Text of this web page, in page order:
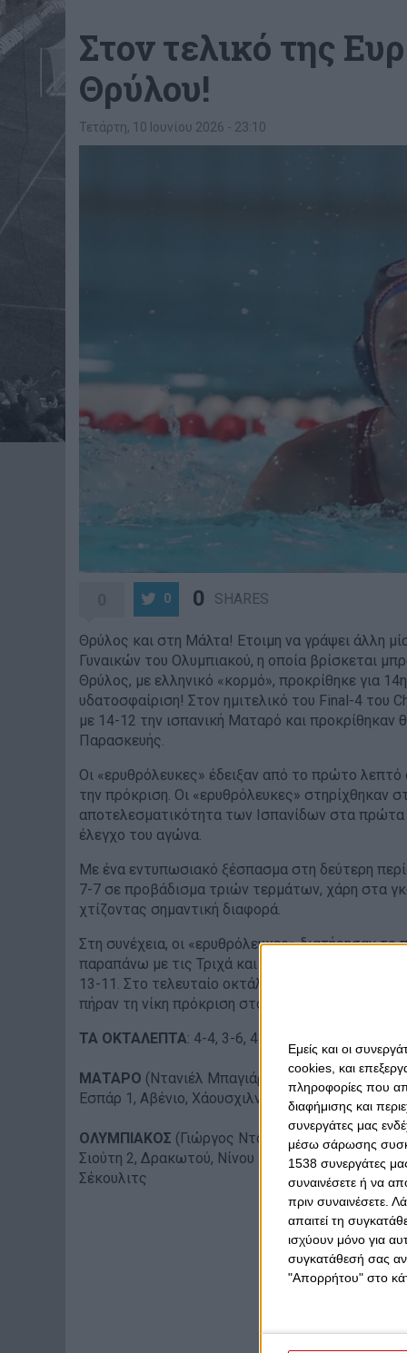
Εμείς και οι
cookies, και
πληροφορίες που
διαφήμισης και
συνεργάτες μας
μέσω σάρωσης
1538 συνεργάτες
συναινέσετε ή να
πριν συναινέσετε.
απαιτεί τη
ισχύουν μόνο για
συγκατάθεσή σας
"Απορρήτου" στο
Στον τελικό της
Θρύλου!
Τετάρτη, 10 Ιουνίου 2026 - 23:10
0 SHARES
0
Θρύλος και στη Μάλτα! Ετοιμη να γράψει άλλη
Γυναικών του Ολυμπιακού, η οποία βρίσκεται
Θρύλος, με ελληνικό «κορμό», προκρίθηκε για
υδατοσφαίριση! Στον ημιτελικό του Final-4 του
με 14-12 την ισπανική Ματαρό και προκρίθηκαν
Παρασκευής.
Oι «ερυθρόλευκες» έδειξαν από το πρώτο
την πρόκριση. Οι «ερυθρόλευκες» στηρίχθηκαν
αποτελεσματικότητα των Ισπανίδων στα πρώτα
έλεγχο του αγώνα.
Με ένα εντυπωσιακό ξέσπασμα στη δεύτερη
7-7 σε προβάδισμα τριών τερμάτων, χάρη στα
χτίζοντας σημαντική διαφορά.
Στη συνέχεια, οι «ερυθρόλευκες» διατήρησαν
παραπάνω με τις Τριχά και Άντριους, ενώ το
13-11. Στο τελευταίο οκτάλεπτο κατάφεραν να
πήραν τη νίκη πρόκριση στον τελικό με 14-12.
ΤΑ ΟΚΤΑΛΕΠΤΑ: 4-4, 3-6, 4-3, 1-1
ΜΑΤΑΡΟ (Ντανιέλ Μπαγιάρτ): Τέρε, Κλαβερία
Εσπάρ 1, Αβένιο, Χάουσχιλντ, Κιρνς 2, Μπερτράν
ΟΛΥΜΠΙΑΚΟΣ (Γιώργος Ντόσκας):
Σιούτη 2, Δρακωτού, Νίνου 2, Πλευρίτου Β. 1,
Σέκουλιτς